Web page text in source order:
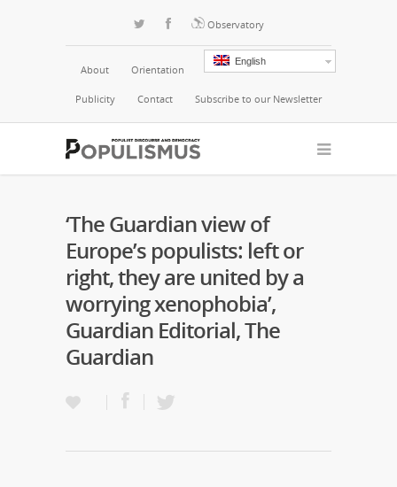
Observatory
English
About Orientation
Publicity Contact Subscribe to our Newsletter
‘The Guardian view of
Europe’s populists: left or
right, they are united by a
worrying xenophobia’,
Guardian Editorial, The
Guardian